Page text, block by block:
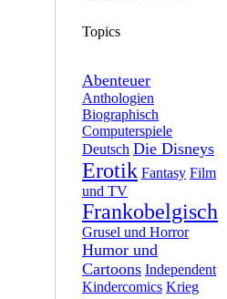
Topics
Abenteuer
Anthologien
Biographisch
Computerspiele
Deutsch Die Disneys
Erotik Fantasy Film
und TV
Frankobelgisch
Grusel und Horror
Humor und
Cartoons Independent
Kindercomics Krieg